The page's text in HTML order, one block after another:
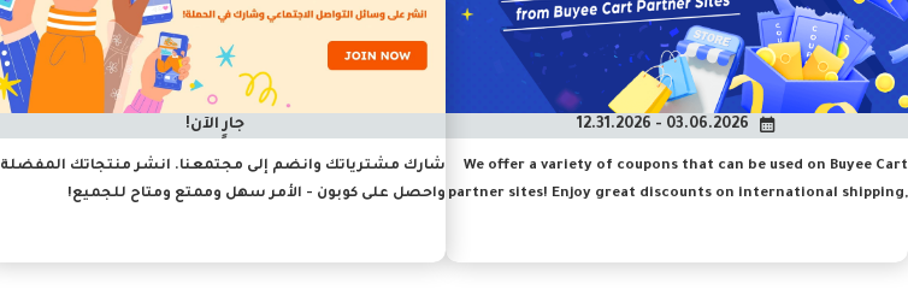
03.06.2026 - 12.31.2026
We offer a variety of coupons that can be used on Buyee Cart
partner sites! Enjoy great discounts on international shipping,
جارٍ الآن!
شارك مشترياتك وانضم إلى مجتمعنا. انشر منتجاتك المفضلة
واحصل على كوبون - الأمر سهل وممتع ومتاح للجميع!